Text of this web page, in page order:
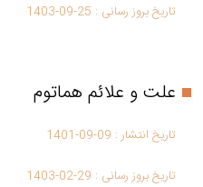
تاریخ بروز رسانی : 1403-09-25
علت و علائم هماتوم
تاریخ انتشار : 1401-09-09
تاریخ بروز رسانی : 1403-02-29